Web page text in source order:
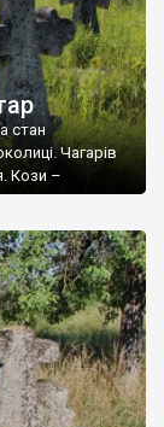
стан
Чагарів
Кози –
кладовищ,
улюблений
[…]